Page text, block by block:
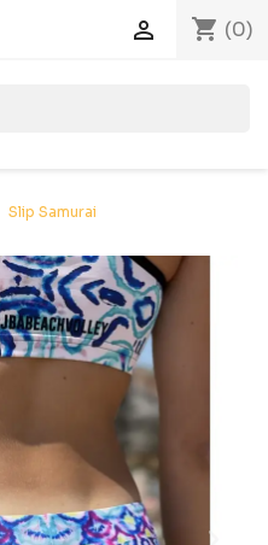
shopping_cart (0)

Slip Samurai